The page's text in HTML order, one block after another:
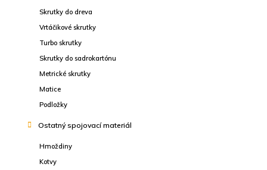
Skrutky do dreva
Vrtáčikové skrutky
Turbo skrutky
Skrutky do sadrokartónu
Metrické skrutky
Matice
Podložky
Ostatný spojovací materiál
Hmoždiny
Kotvy